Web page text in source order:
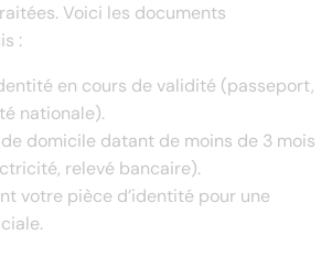
Voici les documents
:
en cours de validité (passeport,
nationale).
domicile datant de moins de 3 mois
relevé bancaire).
votre pièce d’identité pour une